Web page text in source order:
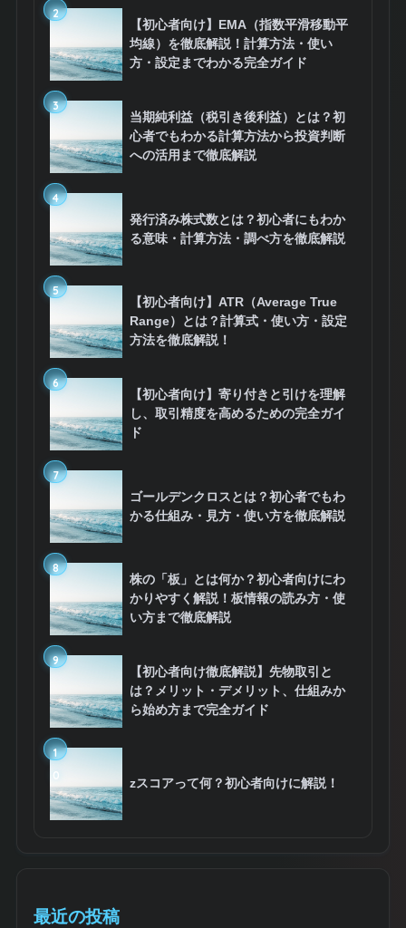
2
【初心者向け】EMA（指数平滑移動平
均線）を徹底解説！計算方法・使い
方・設定までわかる完全ガイド
3
当期純利益（税引き後利益）とは？初
心者でもわかる計算方法から投資判断
への活用まで徹底解説
4
発行済み株式数とは？初心者にもわか
る意味・計算方法・調べ方を徹底解説
5
【初心者向け】ATR（Average True
Range）とは？計算式・使い方・設定
方法を徹底解説！
6
【初心者向け】寄り付きと引けを理解
し、取引精度を高めるための完全ガイ
ド
7
ゴールデンクロスとは？初心者でもわ
かる仕組み・見方・使い方を徹底解説
8
株の「板」とは何か？初心者向けにわ
かりやすく解説！板情報の読み方・使
い方まで徹底解説
9
【初心者向け徹底解説】先物取引と
は？メリット・デメリット、仕組みか
ら始め方まで完全ガイド
1
0
zスコアって何？初心者向けに解説！
最近の投稿